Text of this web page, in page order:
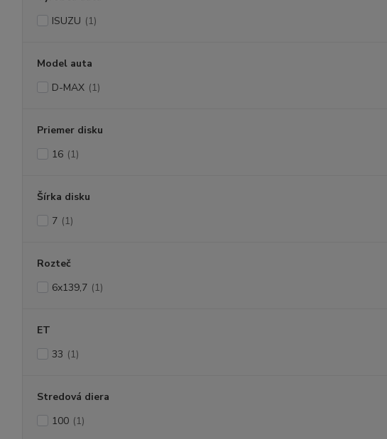
ISUZU (1)
Model auta
D-MAX (1)
Priemer disku
16 (1)
Šírka disku
7 (1)
Rozteč
6x139,7 (1)
ET
33 (1)
Stredová diera
100 (1)